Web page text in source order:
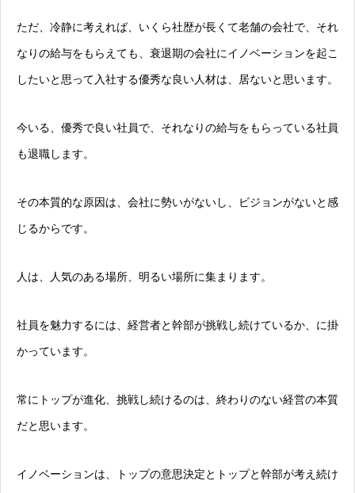
ただ、冷静に考えれば、いくら社歴が長くて老舗の会社で、それ
なりの給与をもらえても、衰退期の会社にイノベーションを起こ
したいと思って入社する優秀な良い人材は、居ないと思います。
今いる、優秀で良い社員で、それなりの給与をもらっている社員
も退職します。
その本質的な原因は、会社に勢いがないし、ビジョンがないと感
じるからです。
人は、人気のある場所、明るい場所に集まります。
社員を魅力するには、経営者と幹部が挑戦し続けているか、に掛
かっています。
常にトップが進化、挑戦し続けるのは、終わりのない経営の本質
だと思います。
イノベーションは、トップの意思決定とトップと幹部が考え続け